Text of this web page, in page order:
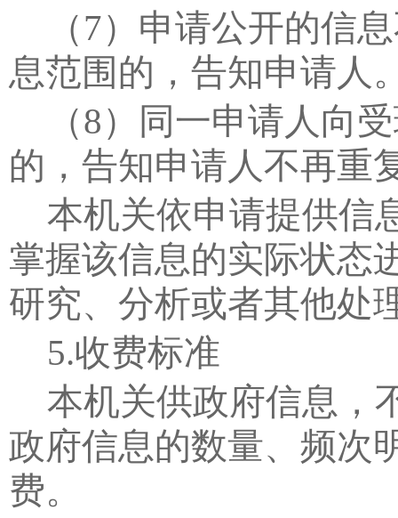
（7）申请公开的信
息范围的，告知申请人
（8）同一申请人向
的，告知申请人不再重
本机关依申请提供信
掌握该信息的实际状态
研究、分析或者其他处
5.收费标准
本机关供政府信息，
政府信息的数量、频次
费。